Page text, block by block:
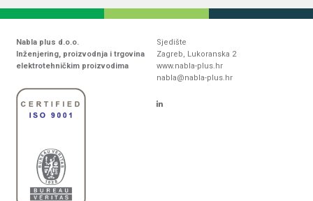
Nabla plus d.o.o.
Inženjering, proizvodnja i trgovina
elektrotehničkim proizvodima
Sjedište
Zagreb, Lukoranska 2
www.nabla-plus.hr
nabla@nabla-plus.hr